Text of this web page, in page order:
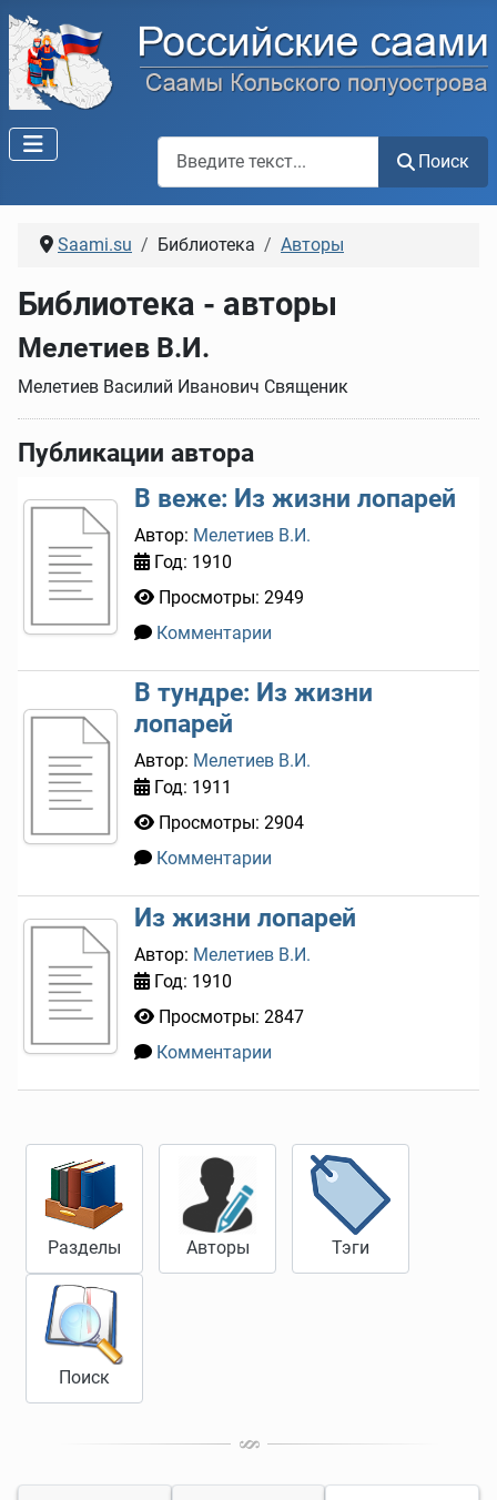
Поиск
Saami.su Библиотека Авторы
Библиотека - авторы
Мелетиев В.И.
Мелетиев Василий Иванович Священик
Публикации автора
В веже: Из жизни лопарей
Автор: Мелетиев В.И.
Год: 1910
Просмотры: 2949
Комментарии
В тундре: Из жизни
лопарей
Автор: Мелетиев В.И.
Год: 1911
Просмотры: 2904
Комментарии
Из жизни лопарей
Автор: Мелетиев В.И.
Год: 1910
Просмотры: 2847
Комментарии
Разделы Авторы Тэги
Поиск